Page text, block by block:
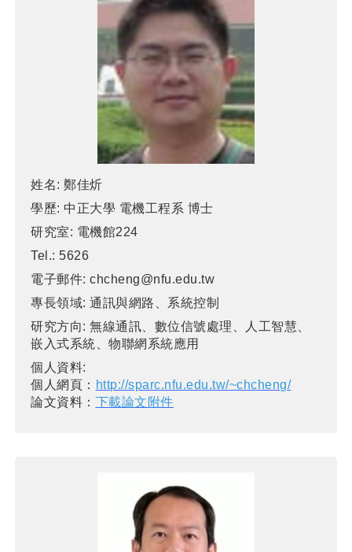
姓名: 鄭佳炘
學歷: 中正大學 電機工程系 博士
研究室: 電機館224
Tel.: 5626
電子郵件: chcheng@nfu.edu.tw
專長領域: 通訊與網路、系統控制
研究方向: 無線通訊、數位信號處理、人工智慧、
嵌入式系統、物聯網系統應用
個人資料:
個人網頁： http://sparc.nfu.edu.tw/~chcheng/
論文資料： 下載論文附件